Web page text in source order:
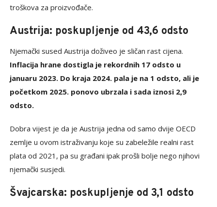
troškova za proizvođače.
Austrija: poskupljenje od 43,6 odsto
Njemački sused Austrija doživeo je sličan rast cijena.
Inflacija hrane dostigla je rekordnih 17 odsto u
januaru 2023. Do kraja 2024. pala je na 1 odsto, ali je
početkom 2025. ponovo ubrzala i sada iznosi 2,9
odsto.
Dobra vijest je da je Austrija jedna od samo dvije OECD
zemlje u ovom istraživanju koje su zabeležile realni rast
plata od 2021, pa su građani ipak prošli bolje nego njihovi
njemački susjedi.
Švajcarska: poskupljenje od 3,1 odsto